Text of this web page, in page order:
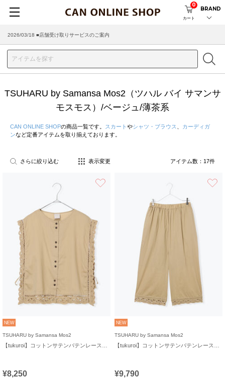
カート
0
BRAND
2026/03/18 ■店舗受け取りサービスのご案内
TSUHARU by Samansa Mos2（ツハル バイ サマンサ
モスモス）/ベージュ/薄茶系
CAN ONLINE SHOPの商品一覧です。 スカート やシャツ・ブラウス
カーディガ
ンなど定番アイテムを取り揃えております。
さらに絞り込む 表示変更 アイテム数： 17件
NEW
TSUHARU by Samansa Mos2
¥8,250
NEW
TSUHARU by Samansa Mos2
¥9,790